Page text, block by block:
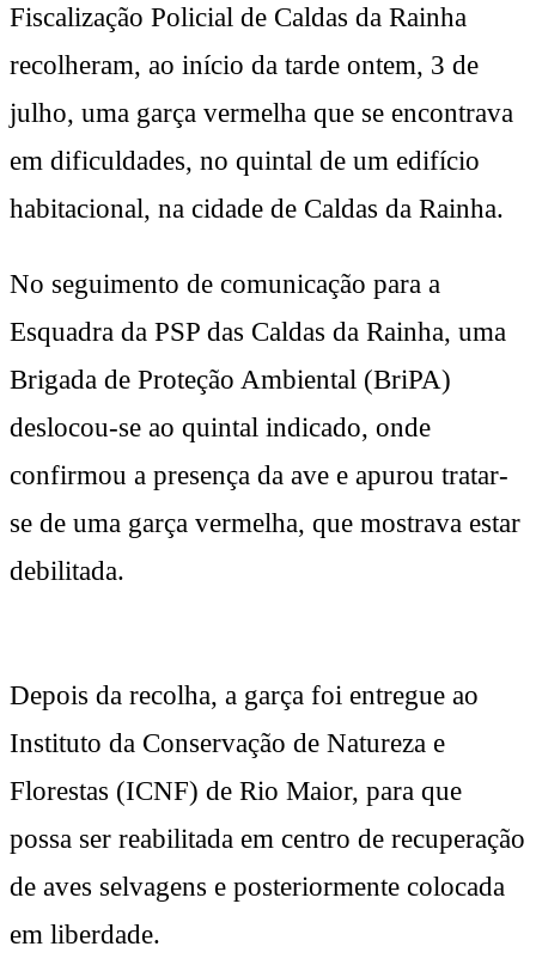
Fiscalização Policial de Caldas da Rainha
recolheram, ao início da tarde ontem, 3 de
julho, uma garça vermelha que se encontrava
em dificuldades, no quintal de um edifício
habitacional, na cidade de Caldas da Rainha.
No seguimento de comunicação para a
Esquadra da PSP das Caldas da Rainha, uma
Brigada de Proteção Ambiental (BriPA)
deslocou-se ao quintal indicado, onde
confirmou a presença da ave e apurou tratar-
se de uma garça vermelha, que mostrava estar
debilitada.
Depois da recolha, a garça foi entregue ao
Instituto da Conservação de Natureza e
Florestas (ICNF) de Rio Maior, para que
possa ser reabilitada em centro de recuperação
de aves selvagens e posteriormente colocada
em liberdade.